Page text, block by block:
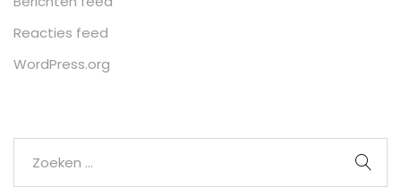
Reacties feed
WordPress.org